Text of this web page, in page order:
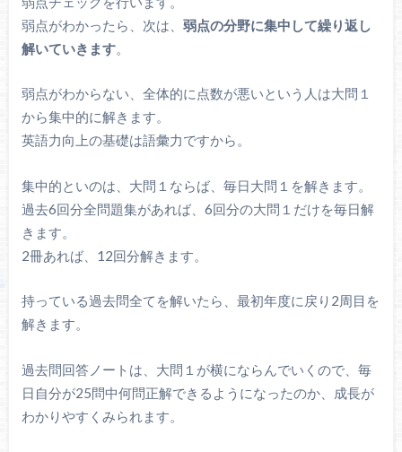
弱点がわかったら、次は、 弱点の分野に集中して繰り返し
解いていきます。
弱点がわからない、全体的に点数が悪いという人は大問１
から集中的に解きます。
英語力向上の基礎は語彙力ですから。
集中的といのは、大問１ならば、毎日大問１を解きます。
過去6回分全問題集があれば、6回分の大問１だけを毎日解
きます。
2冊あれば、12回分解きます。
持っている過去問全てを解いたら、最初年度に戻り2周目を
解きます。
過去問回答ノートは、大問１が横にならんでいくので、毎
日自分が25問中何問正解できるようになったのか、成長が
わかりやすくみられます。